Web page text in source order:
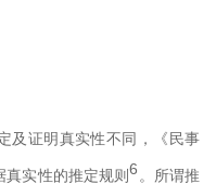
及证明真实性不同，《民事
真实性的推定规则6 。所谓推